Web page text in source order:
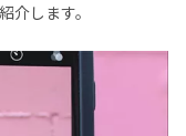
介します。